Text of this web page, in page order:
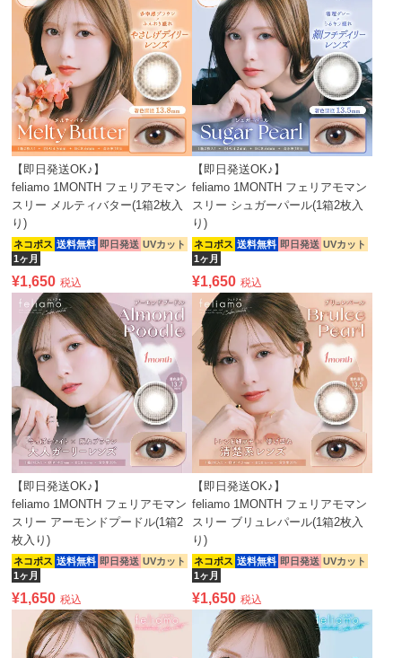
【即日発送OK♪】
feliamo 1MONTH フェリアモマン
スリー メルティバター(1箱2枚入
り)
ネコポス 送料無料 即日発送 UVカット
1ヶ月
¥1,650 税込
【即日発送OK♪】
feliamo 1MONTH フェリアモマン
スリー シュガーパール(1箱2枚入
り)
ネコポス 送料無料 即日発送 UVカット
1ヶ月
¥1,650 税込
【即日発送OK♪】
feliamo 1MONTH フェリアモマン
スリー アーモンドプードル(1箱2
枚入り)
ネコポス 送料無料 即日発送 UVカット
1ヶ月
¥1,650 税込
【即日発送OK♪】
feliamo 1MONTH フェリアモマン
スリー ブリュレパール(1箱2枚入
り)
ネコポス 送料無料 即日発送 UVカット
1ヶ月
¥1,650 税込